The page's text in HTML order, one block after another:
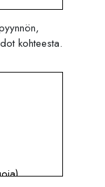
kohteesta.